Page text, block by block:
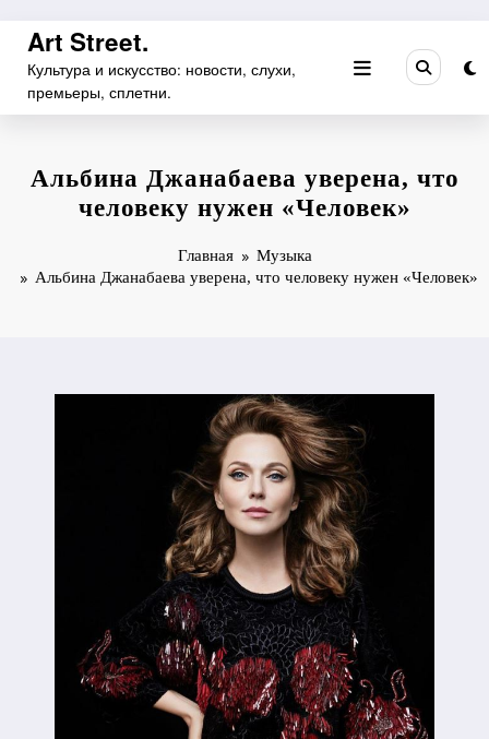
Перейти
содержимому
Art Street.
Культура и искусство: новости, слухи,
премьеры, сплетни.
Альбина Джанабаева уверена, что
человеку нужен «Человек»
Главная
Музыка
Альбина Джанабаева уверена, что человеку нужен «Человек»